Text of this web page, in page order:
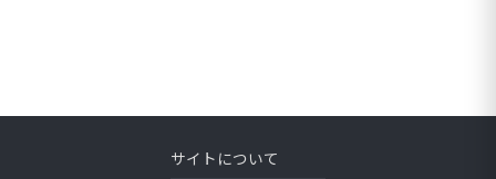
サイトについて